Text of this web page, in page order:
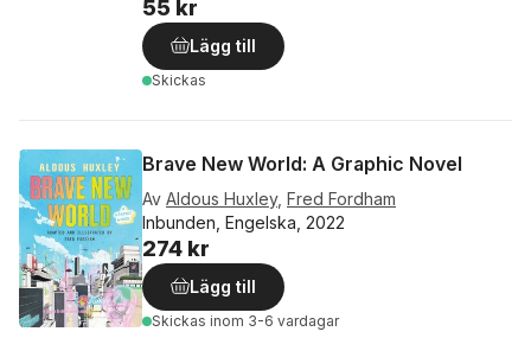
55 kr
Lägg till
Skickas
Brave New World: A Graphic Novel
Av Aldous Huxley, Fred Fordham
Inbunden, Engelska, 2022
274 kr
Lägg till
Skickas inom 3-6 vardagar